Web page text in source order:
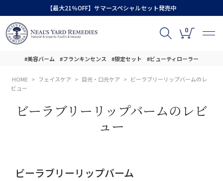
【最大21％OFF】サマースペシャルセット発売中
0
#美容バーム #フランキンセンス #限定セット #ビューティローラー
HOME フェイスケア 目元・口元ケア
ビーラブリーリップバームのレ
ビュー
ビーラブリーリップバームのレビ
ュー
ビーラブリーリップバーム